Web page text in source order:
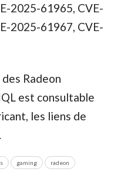
2025-61965, CVE-
2025-61967, CVE-
Radeon
est consultable
les liens de
gaming radeon